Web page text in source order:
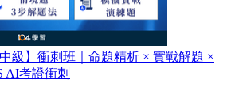
級】衝刺班｜命題精析 × 實戰解題 ×
AI考證衝刺